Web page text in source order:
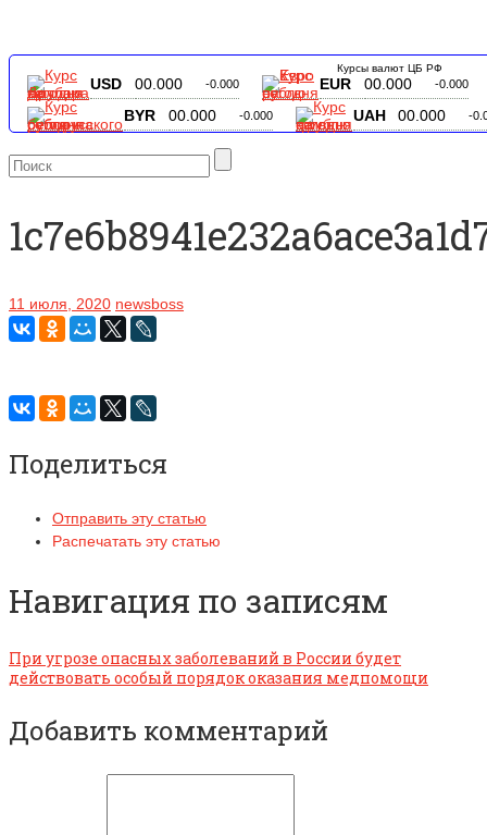
Курсы валют ЦБ РФ
USD 00.000 -0.000 EUR 00.000 -0.000
BYR 00.000 -0.000 UAH 00.000 -
11 июля, 2020 newsboss
Поделиться
Отправить эту статью
Распечатать эту статью
Навигация по записям
При угрозе опасных заболеваний в России будет
действовать особый порядок оказания медпомощи
Добавить комментарий